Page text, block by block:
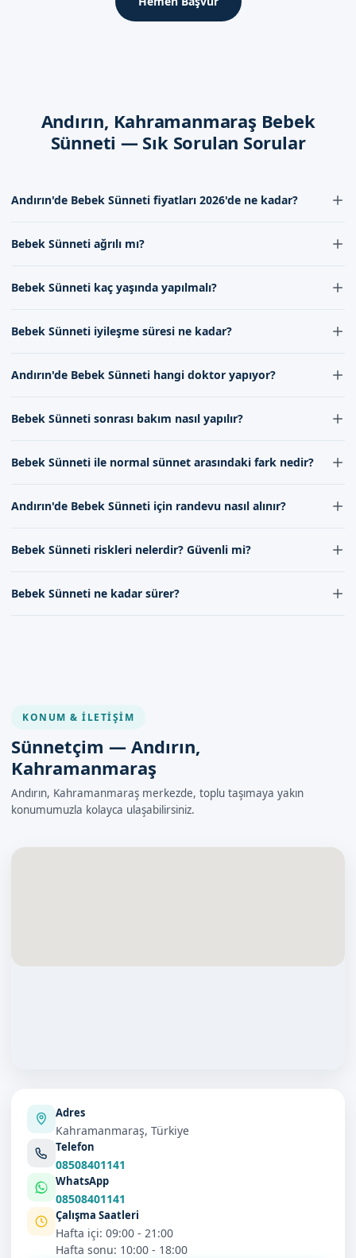
İşlem后的 ilk 48 saatte, çocuğun sünnet bölgesine dikkat
İyileşme süreci, çocuğun yaşına ve işlem sırasında kullanılan
yönteme göre değişebilir. Genellikle, 7-10 gün içinde iyileşme
Dikkat Edilmesi Gerekenler
azaltır. Ayrıca, çocuğun sünnet bölgesinin temiz ve kuru
Kahramanmaraş Andırın'de Sizi
Andırın bebek sünneti hizmeti hakkında bilgi alabilirsiniz.
Andırın, Kahramanmaraş Bebek
Sünneti — Sık Sorulan Sorular
Andırın'de Bebek Sünneti fiyatları 2026'de ne kadar?
değerlendirmelerine göre belirlenmektedir. Fiyatlar, bebeğin
güncel fiyat bilgisi için iletişimimizle bağlantı kurabilirsiniz.
Bebek Sünneti ağrılı mı?
minimuma indirilir. İşlem sırasında bebeğe hiçbir ağrı
Bebek Sünneti kaç yaşında yapılmalı?
yapılmaktadır. Ancak bu süre doktorumuzun bebeğin genel sağlık
Bebek Sünneti iyileşme süresi ne kadar?
sürer. Bu期间 bebeğin bölgesine gerekli bakım ve hijyen
Andırın'de Bebek Sünneti hangi doktor yapıyor?
yapılmaktadır. Ekibimiz, experiencia ve tıbbi bilgi birikimi ile
Bebek Sünneti sonrası bakım nasıl yapılır?
Ayrıca doktorumuzun önerilerine dikkat etmek ve gerekli ilaçları
Bebek Sünneti ile normal sünnet arasındaki fark nedir?
yöntemidir. Normal sünnetten farklı olarak, daha ince ve özel
Andırın'de Bebek Sünneti için randevu nasıl alınır?
formumuz aracılığıyla veya iletişimimizi arayarak randevunuzu
Bebek Sünneti riskleri nelerdir? Güvenli mi?
işlemdir. Riskler en aza indirilir ve doktorumuz tarafından gerekli
Bebek Sünneti ne kadar sürer?
KONUM & İLETIŞIM
Sünnetçim — Andırın,
Kahramanmaraş
Andırın, Kahramanmaraş merkezde, toplu taşımaya yakın
konumumuzla kolayca ulaşabilirsiniz.
Adres
Kahramanmaraş, Türkiye
Telefon
08508401141
WhatsApp
08508401141
Çalışma Saatleri
Hafta içi: 09:00 - 21:00
Hafta sonu: 10:00 - 18:00